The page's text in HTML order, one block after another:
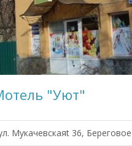
"Уют"
Мукачевскаяt 36, Береговое